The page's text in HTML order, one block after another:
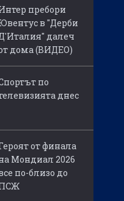
пребори
в "Дерби
далеч
дома (ВИДЕО)
по
днес
от финала
Мондиал 2026
по-близо до